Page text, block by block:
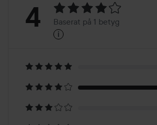
Betyg:
Baserat
på
1
4 Baserat på 1 betyg
i